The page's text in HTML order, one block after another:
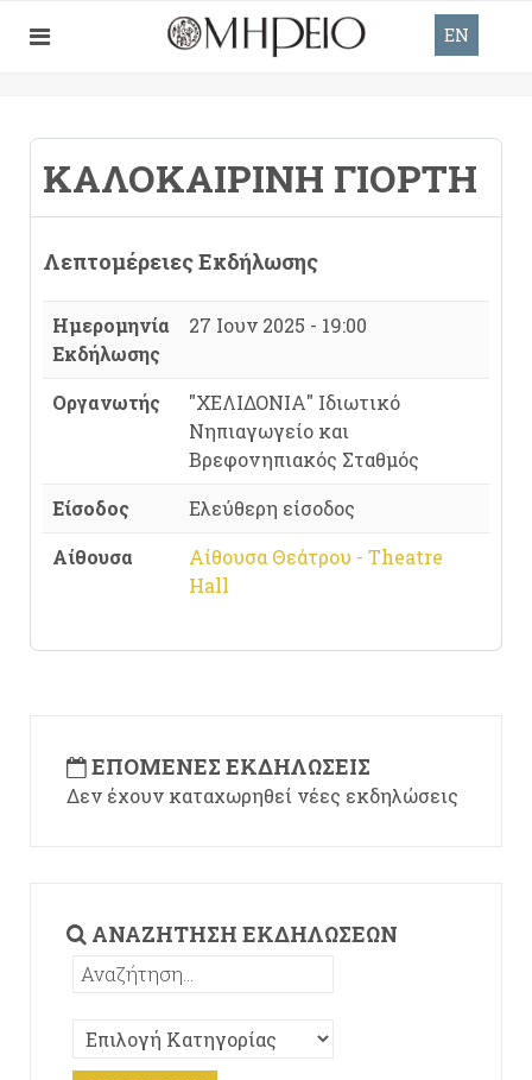
EN
ΚΑΛΟΚΑΙΡΙΝΉ ΓΙΟΡΤΉ
Λεπτομέρειες Εκδήλωσης
Ημερομηνία
Εκδήλωσης
27 Ιουν 2025 - 19:00
Οργανωτής
"ΧΕΛΙΔΟΝΙΑ" Ιδιωτικό
Νηπιαγωγείο και
Βρεφονηπιακός Σταθμός
Είσοδος
Ελεύθερη είσοδος
Αίθουσα
Αίθουσα Θεάτρου - Theatre
Hall
ΕΠΌΜΕΝΕΣ ΕΚΔΗΛΏΣΕΙΣ
Δεν έχουν καταχωρηθεί νέες εκδηλώσεις
ΑΝΑΖΉΤΗΣΗ ΕΚΔΗΛΏΣΕΩΝ